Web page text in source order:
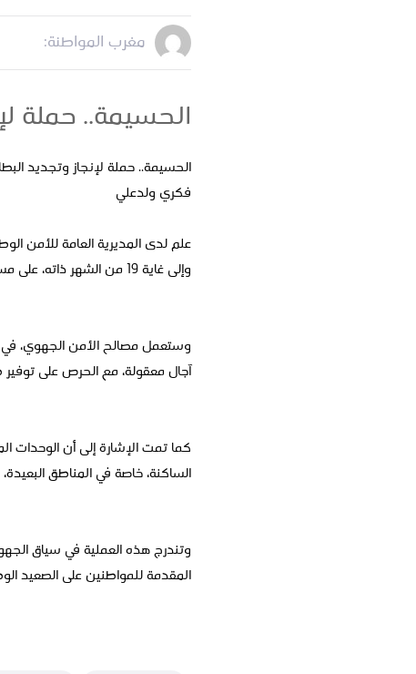
مغرب المواطنة:
الحسيمة.. حملة
الحسيمة.. حملة لإنجاز وتجديد
فكري ولدعلي
وإلى غاية 19 من الشهر ذاته، على مستوى مختلف البلديات والجماعات الترابية التابعة لإقليم الحسيمة.
وستعمل مصالح الأمن الجهوي، في
آجال معقولة، مع الحرص على
كما تمت الإشارة إلى أن الوحدات
الساكنة، خاصة في المناطق
وتندرج هذه العملية في سياق
المقدمة للمواطنين على الصعيد